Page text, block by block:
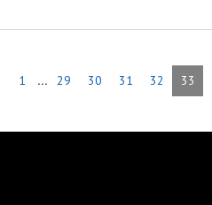
1 ... 29 30 31 32 33